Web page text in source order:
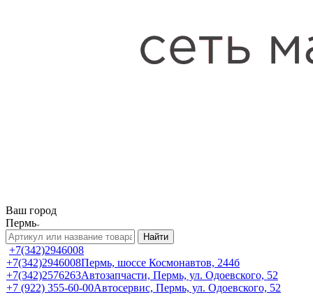
Ваш город
Пермь
Найти
+7(342)2946008
+7(342)2946008Пермь, шоссе Космонавтов, 244б
+7(342)2576263Автозапчасти, Пермь, ул. Одоевского, 52
+7 (922) 355-60-00Автосервис, Пермь, ул. Одоевского, 52